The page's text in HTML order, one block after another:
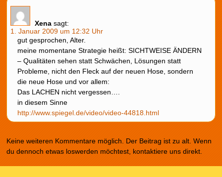
Xena sagt:
1. Januar 2009 um 12:32 Uhr
gut gesprochen, Alter.
meine momentane Strategie heißt: SICHTWEISE ÄNDERN
– Qualitäten sehen statt Schwächen, Lösungen statt
Probleme, nicht den Fleck auf der neuen Hose, sondern
die neue Hose und vor allem:
Das LACHEN nicht vergessen….
in diesem Sinne
http://www.spiegel.de/video/video-44818.html
Keine weiteren Kommentare möglich. Der Beitrag ist zu alt. Wenn
du dennoch etwas loswerden möchtest, kontaktiere uns direkt.